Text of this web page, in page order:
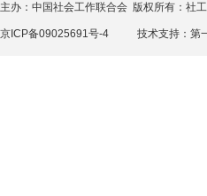
主办：中国社会工作联合会 版权所有：社
京ICP备09025691号-4 技术支持： 第